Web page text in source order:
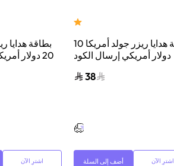
بطاقة هدايا
20 دولار
اشترِ الآن
بطاقة هدايا ريزر جولد أمريكا 10
دولار أمريكي إرسال الكود
والرسائل أسود
38
أضف إلى السلة اشترِ الآن